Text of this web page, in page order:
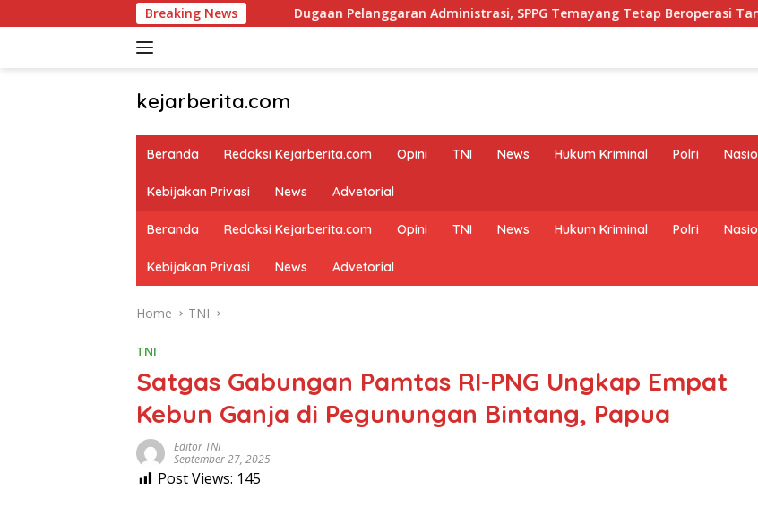
to
Breaking News
Dugaan Pelanggaran Administrasi, SPPG Temayang Tetap Beroperasi Tanpa SLHS
kejarberita.com
Beranda Redaksi Kejarberita.com Opini TNI News Hukum Kriminal Polri
Kebijakan Privasi News Advetorial
Beranda Redaksi Kejarberita.com Opini TNI News Hukum Kriminal Polri
Kebijakan Privasi News Advetorial
Home TNI
TNI
Satgas Gabungan Pamtas RI-PNG Ungkap Empat
Kebun Ganja di Pegunungan Bintang, Papua
Editor TNI
September 27, 2025
Post Views: 145